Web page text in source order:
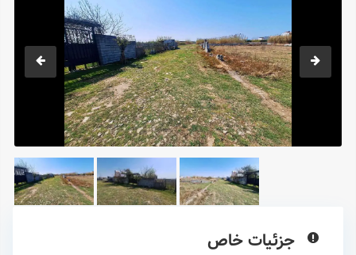
جزئیات خاص